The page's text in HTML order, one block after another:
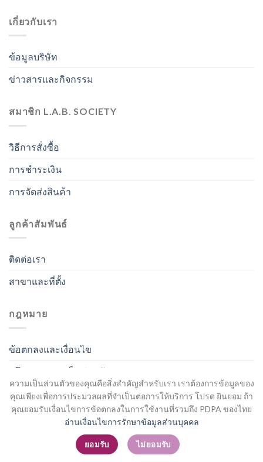
ความเป็นส่วนตัวของคุณคือสิ่งสำคัญสำหรับเรา เราต้องการข้อมูลของ
คุณเพียงเพื่อการประมวลผลที่จำเป็นต่อการให้บริการ โปรด ยินยอม ถ้า
คุณยอมรับเงื่อนไขการข้อตกลงในการใช้งานที่รวมถึง PDPA ของไทย
อ่านเงื่อนไขการรักษาข้อมูลส่วนบุคคล
ยอมรับ ไม่ยอมรับ
เกี่ยวกับเรา
ข้อมูลบริษัท
ข่าวสารและกิจกรรม
สมาชิก L.A.B. SOCIETY
วิธีการสั่งซื้อ
การชำระเงิน
การจัดส่งสินค้า
ลูกค้าสัมพันธ์
ติดต่อเรา
สาขาและที่ตั้ง
กฎหมาย
ข้อตกลงและเงื่อนไข
นโยบายความเป็นส่วนตัว
สมัครสมาชิก / เข้าสู่ระบบ
Copyright 2026 ©Flatsome Theme